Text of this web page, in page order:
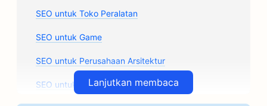
SEO untuk Toko Peralatan
SEO untuk Game
SEO untuk Perusahaan Arsitektur
SEO untuk Bengkel MobilLanjutkan membaca